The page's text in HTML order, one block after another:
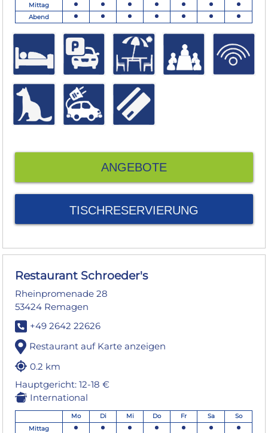
Mittag
Abend
ANGEBOTE
TISCHRESERVIERUNG
Restaurant Schroeder's
Rheinpromenade 28
53424 Remagen
+49 2642 22626
Restaurant auf Karte anzeigen
0.2 km
Hauptgericht: 12-18 €
International
Mo Di Mi Do Fr Sa
So
Mittag